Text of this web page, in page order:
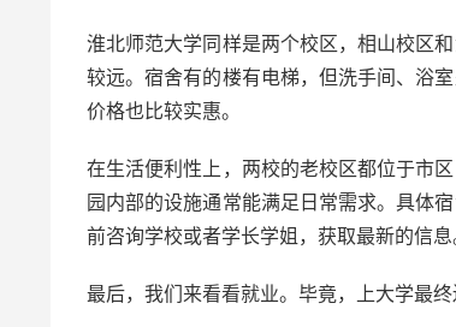
淮北师范大学同样是两个校区，相山校区
较远。宿舍有的楼有电梯，但洗手间、浴
价格也比较实惠。
在生活便利性上，两校的老校区都位于市
园内部的设施通常能满足日常需求。具体
前咨询学校或者学长学姐，获取最新的信息
最后，我们来看看就业。毕竟，上大学最终